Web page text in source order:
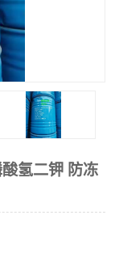
氢二钾 防冻
钠
钠